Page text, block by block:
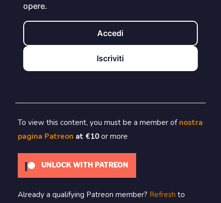
opere.
Accedi
Iscriviti
To view this content, you must be a member of nostra
pagina Patreon at €10 or more
UNLOCK WITH PATREON
Already a qualifying Patreon member? Refresh to